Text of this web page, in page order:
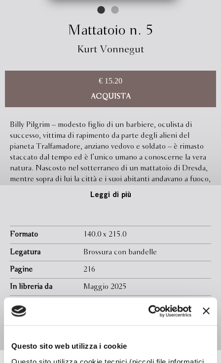
Questo sito web utilizza i cookie
Questo sito utilizza cookie tecnici (piccoli file informatici
Mattatoio n. 5
Kurt Vonnegut
€ 15.20
ACQUISTA
Billy Pilgrim – modesto figlio di un barbiere, oculista di
successo, vittima di rapimento da parte degli alieni del
pianeta Tralfamadore, anziano vedovo e soldato – è rimasto
staccato dal tempo ed è l’unico umano a conoscerne la vera
natura. Nascosto nel sotterraneo di un mattatoio di Dresda,
mentre sopra di lui la città e i suoi abitanti andavano a fuoco,
si è trovato come per caso a sopravvivere a una delle
spalle dello stesso Vonnegut. Mattatoio n. 5
importante, un appello urgente e attualissimo a riflettere
sulla guerra, i suoi orrori e la sua assurdità, da ascoltare con
la massima attenzione.
Leggi di più
Formato 140.0 x 215.0
Legatura Brossura con bandelle
Pagine 216
In libreria da Maggio 2025
Isbn